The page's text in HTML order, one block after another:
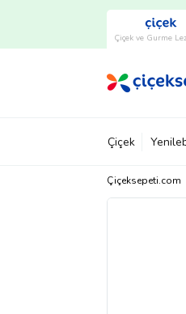
Çiçek ve Gurme
Çiçek
Çiçeksepeti.com